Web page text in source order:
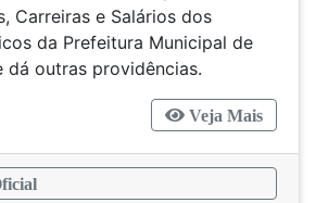
Carreiras e Salários dos
da Prefeitura Municipal de
dá outras providências.
Veja Mais